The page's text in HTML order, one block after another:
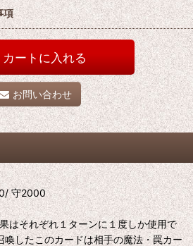
項
カートに入れる
お問い合わせ
守2000
はそれぞれ１ターンに１度しか使用で
喚したこのカードは相手の魔法・罠カー